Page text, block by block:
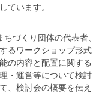
ています。
づくり団体の代表者、
るワークショップ形式
の内容と配置に関する
・運営等について検討
、検討会の概要を伝え